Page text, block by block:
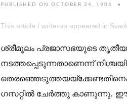
PUBLISHED ON OCTOBER 24, 1906
This article / write-up appeared in
ശ്രീമൂലം പ്രജാസഭയുടെ
നടത്തപ്പെടുന്നതാണെന്ന്
ഗസറ്റിൽ ചേർത്തു കാണുന്നു.